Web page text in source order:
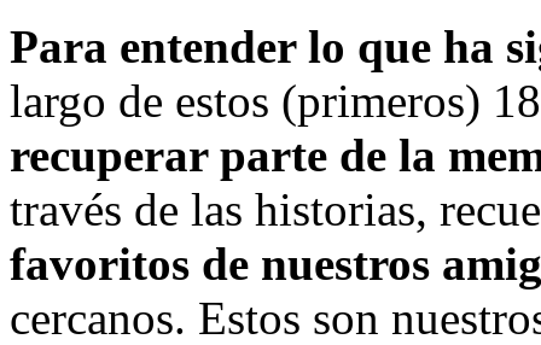
Para entender lo que ha
largo de estos (primeros)
recuperar parte de la
través de las historias,
favoritos de nuestros
cercanos. Estos son